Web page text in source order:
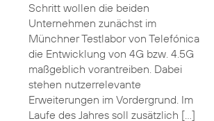
Schritt wollen die beiden
Unternehmen zunächst im
Münchner Testlabor von Telefónica
die Entwicklung von 4G bzw. 4.5G
maßgeblich vorantreiben. Dabei
stehen nutzerrelevante
Erweiterungen im Vordergrund. Im
Laufe des Jahres soll zusätzlich […]